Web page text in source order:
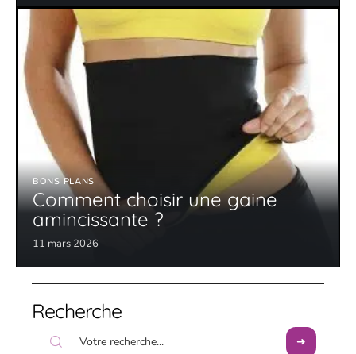
BONS PLANS
Comment choisir une gaine
amincissante ?
11 mars 2026
Recherche